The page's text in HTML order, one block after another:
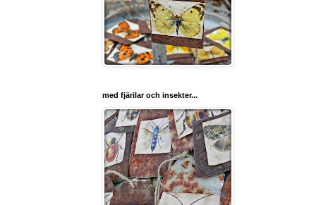
med fjärilar och insekter...